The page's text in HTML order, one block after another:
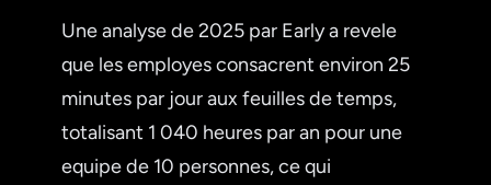
Une analyse de 2025 par Early a revele
que les employes consacrent environ 25
minutes par jour aux feuilles de temps,
totalisant 1 040 heures par an pour une
equipe de 10 personnes, ce qui